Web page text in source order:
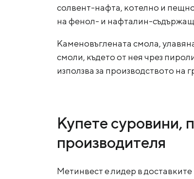
солвент-нафта, котелно и
на фенол- и нафталин-
Каменовъглената смола,
смоли, където от нея чрез
използва за производството
Купете суровини,
производителя
Метинвест е лидер в